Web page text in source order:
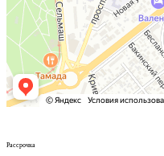
Рассрочка